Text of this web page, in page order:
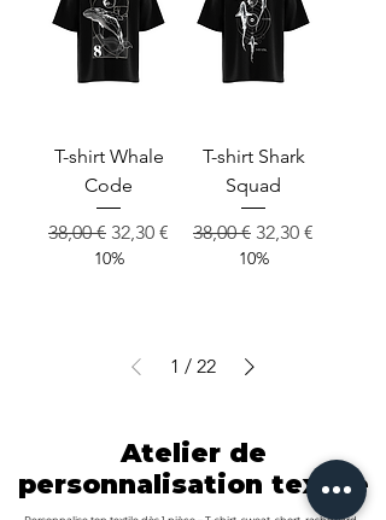
T-shirt Whale
Code
Prix original
38,00 € Prix promotionnel
32,30 €
10%
T-shirt Shark
Squad
Prix original
38,00 € Prix
32,30 €
10%
1 / 22
Atelier de
personnalisation textile
Atelier de
personnalisation textile